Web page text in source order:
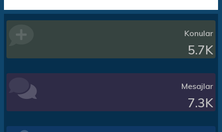
Konular
5.7K
Mesajlar
7.3K